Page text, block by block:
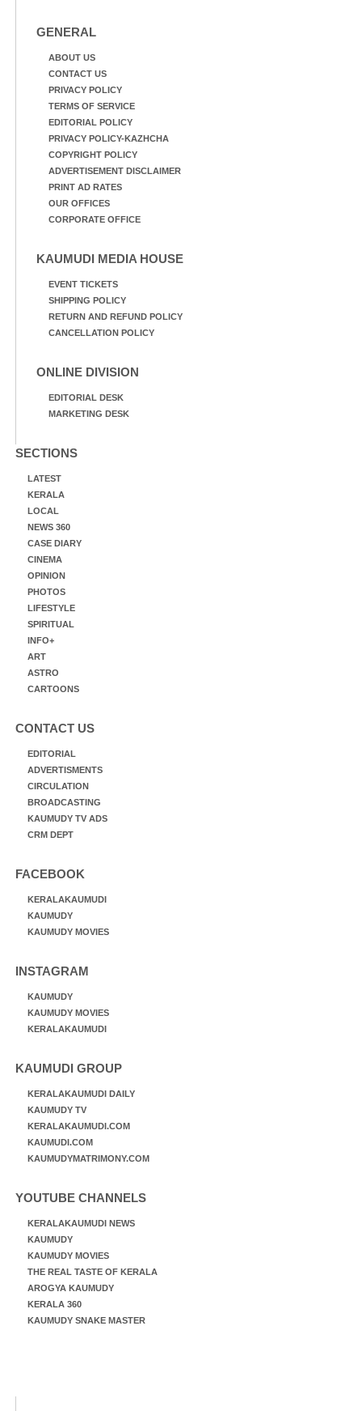
GENERAL
ABOUT US
CONTACT US
PRIVACY POLICY
TERMS OF SERVICE
EDITORIAL POLICY
PRIVACY POLICY-KAZHCHA
COPYRIGHT POLICY
ADVERTISEMENT DISCLAIMER
PRINT AD RATES
OUR OFFICES
CORPORATE OFFICE
KAUMUDI MEDIA HOUSE
EVENT TICKETS
SHIPPING POLICY
RETURN AND REFUND POLICY
CANCELLATION POLICY
ONLINE DIVISION
EDITORIAL DESK
MARKETING DESK
SECTIONS
LATEST
KERALA
LOCAL
NEWS 360
CASE DIARY
CINEMA
OPINION
PHOTOS
LIFESTYLE
SPIRITUAL
INFO+
ART
ASTRO
CARTOONS
CONTACT US
EDITORIAL
ADVERTISMENTS
CIRCULATION
BROADCASTING
KAUMUDY TV ADS
CRM DEPT
FACEBOOK
KERALAKAUMUDI
KAUMUDY
KAUMUDY MOVIES
INSTAGRAM
KAUMUDY
KAUMUDY MOVIES
KERALAKAUMUDI
KAUMUDI GROUP
KERALAKAUMUDI DAILY
KAUMUDY TV
KERALAKAUMUDI.COM
KAUMUDI.COM
KAUMUDYMATRIMONY.COM
YOUTUBE CHANNELS
KERALAKAUMUDI NEWS
KAUMUDY
KAUMUDY MOVIES
THE REAL TASTE OF KERALA
AROGYA KAUMUDY
KERALA 360
KAUMUDY SNAKE MASTER